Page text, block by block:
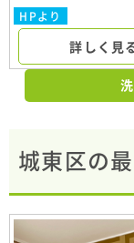
HPより
詳しく見
城東区の